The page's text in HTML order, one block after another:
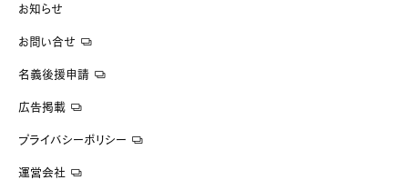
お知らせ
お問い合せ
名義後援申請
広告掲載
プライバシーポリシー
運営会社